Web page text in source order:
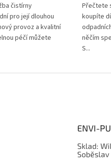
čistírny
pro její dlouhou
provoz a kvalitní
péčí můžete
Přečtete
koupíte
něčím
S...
ENVI-
Sklad:
Soběslav